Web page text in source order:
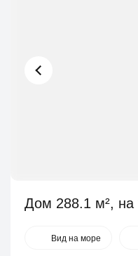
Дом 288.1 м², на
Вид на море